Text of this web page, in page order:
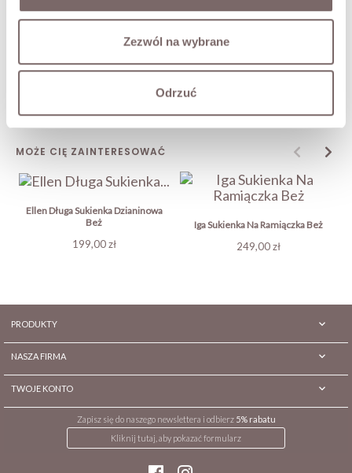
Zezwól na wybrane
Odrzuć
ZWROT
Zadaj pytanie o produkt
MOŻE CIĘ ZAINTERESOWAĆ
Ellen Długa Sukienka Dzianinowa
Beż
Cena
199,00 zł
Iga Sukienka Na Ramiączka Beż
Cena
249,00 zł
PRODUKTY 
NASZA FIRMA 
TWOJE KONTO 
Zapisz się do naszego newslettera i odbierz 5% rabatu
Kliknij tutaj, aby pokazać formularz